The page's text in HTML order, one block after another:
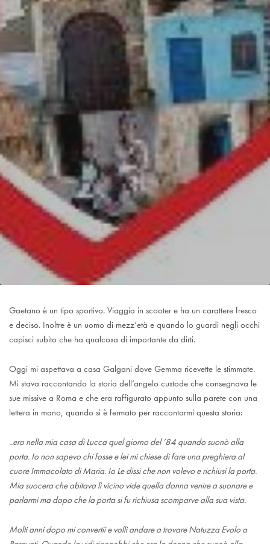
Gaetano è un tipo sportivo. Viaggia in scooter e ha un carattere fresco
e deciso. Inoltre è un uomo di mezz’età e quando lo guardi negli occhi
capisci subito che ha qualcosa di importante da dirti.
Oggi mi aspettava a casa Galgani dove Gemma ricevette le stimmate.
Mi stava raccontando la storia dell’angelo custode che consegnava le
sue missive a Roma e che era raffigurato appunto sulla parete con una
lettera in mano, quando si è fermato per raccontarmi questa storia:
..ero nella mia casa di Lucca quel giorno del ’84 quando suonò alla
porta. Io non sapevo chi fosse e lei mi chiese di fare una preghiera al
cuore Immacolato di Maria. Io Le dissi che non volevo e richiusi la porta.
Mia suocera che abitava lì vicino vide quella donna venire a suonare e
parlarmi ma dopo che la porta si fu richiusa scomparve alla sua vista.
Molti anni dopo mi convertii e volli andare a trovare Natuzza Evolo a